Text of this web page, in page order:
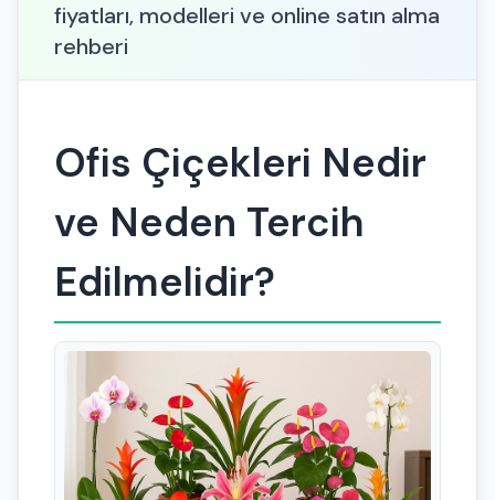
fiyatları, modelleri ve online satın alma
rehberi
Ofis Çiçekleri Nedir
ve Neden Tercih
Edilmelidir?